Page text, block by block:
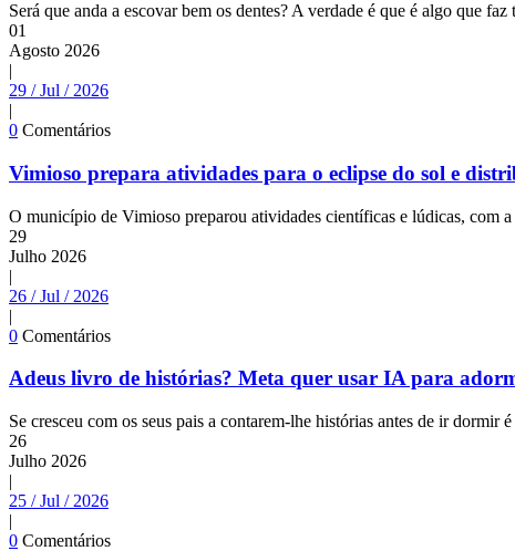
Será que anda a escovar bem os dentes? A verdade é que é algo que
01
Agosto 2026
|
29 / Jul / 2026
|
0 Comentários
Vimioso prepara atividades para o eclipse do sol e
O município de Vimioso preparou atividades científicas e lúdicas, com
29
Julho 2026
|
26 / Jul / 2026
|
0 Comentários
Adeus livro de histórias? Meta quer usar IA para
Se cresceu com os seus pais a contarem-lhe histórias antes de ir dormir
26
Julho 2026
|
25 / Jul / 2026
|
0 Comentários